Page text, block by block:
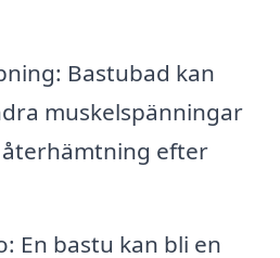
Bastubad kan
muskelspänningar
efter
En bastu kan bli en